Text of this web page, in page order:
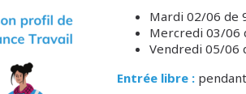
Mardi 02/06 de
Mercredi 03/06
Vendredi 05/06
Entrée libre :pendant